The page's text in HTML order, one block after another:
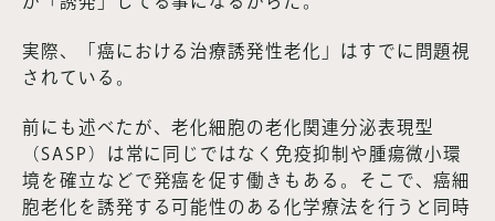
実際、「癌における治療誘発性老化」はすでに問題視
されている。
前にも述べたが、老化細胞の老化関連分泌表現型
（SASP）は常に同じではなく免疫抑制や腫瘍微小環
境を確立などで発癌を促す働きもある。そこで、癌細
胞老化を誘発する可能性のある化学療法を行うと同時